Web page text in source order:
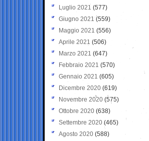
Luglio 2021 (577)
Giugno 2021(559)
Maggio 2021 (556)
Aprile 2021 (506)
Marzo 2021 (647)
Febbraio 2021 (570)
Gennaio 2021 (605)
Dicembre 2020 (619)
Novembre 2020 (575)
Ottobre 2020 (638)
Settembre 2020(465)
Agosto 2020 (588)